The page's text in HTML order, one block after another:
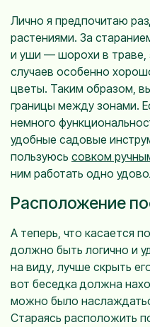
Лично я предпочитаю
растениями. За
и уши — шорохи в траве,
случаев особенно
цветы. Таким образом,
границы между зонами.
немного
удобные садовые
пользуюсь совком
ним работать одно
Расположение
А теперь, что касается
должно быть логично и
на виду, лучше скрыть
вот беседка должна
можно было
Стараясь расположить